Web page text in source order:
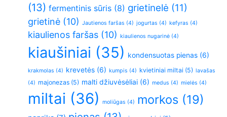
(13) fermentinis sūris (8) grietinelė (11)
grietinė (10) Jautienos faršas (4) jogurtas (4) kefyras (4)
kiaulienos faršas (10) kiaulienos nugarinė (4)
kiaušiniai (35) kondensuotas pienas (6)
krakmolas (4) krevetės (6) kumpis (4) kvietiniai miltai (5) lavašas
(4) majonezas (5) malti džiuvėsėliai (6) medus (4) mielės (4)
miltai (36) moliūgas (4) morkos (19)